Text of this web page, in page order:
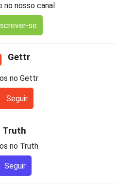
no nosso canal
se
Gettr
no Gettr
Seguir
Truth
no Truth
Seguir